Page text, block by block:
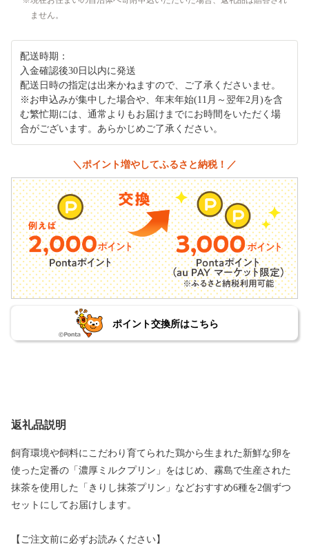
ません。
配送時期：
入金確認後30日以内に発送
配送日時の指定は出来かねますので、ご了承くださいませ。
※お申込みが集中した場合や、年末年始(11月～翌年2月)を含
む繁忙期には、通常よりもお届けまでにお時間をいただく場
合がございます。あらかじめご了承ください。
＼ポイント増やしてふるさと納税！／
ポイント交換所はこちら
返礼品説明
飼育環境や飼料にこだわり育てられた鶏から生まれた新鮮な卵を
使った定番の「濃厚ミルクプリン」をはじめ、霧島で生産された
抹茶を使用した「きりし抹茶プリン」などおすすめ6種を2個ずつ
セットにしてお届けします。
【ご注文前に必ずお読みください】